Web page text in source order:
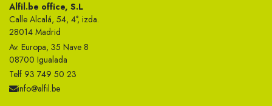
Alfil.be office, S.L
Calle Alcalá, 54, 4°, izda.
28014 Madrid
Av. Europa, 35 Nave 8
08700 Igualada
Telf 93 749 50 23
info@alfil.be